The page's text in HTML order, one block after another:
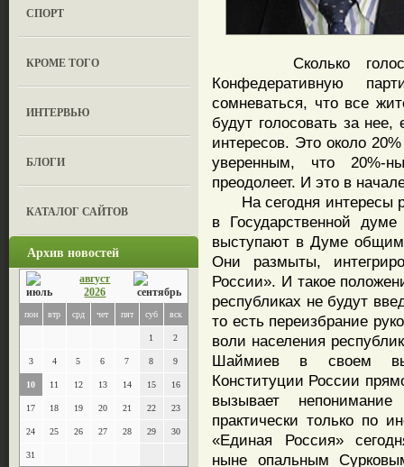
СПОРТ
КРОМЕ ТОГО
ИНТЕРВЬЮ
БЛОГИ
КАТАЛОГ САЙТОВ
Архив новостей
август
2026
пон втр срд чет пят суб вск
1 2
3 4 5 6 7 8 9
10 11 12 13 14 15 16
17 18 19 20 21 22 23
24 25 26 27 28 29 30
31
Сколько голосов
Конфедеративную
сомневаться, что все
будут голосовать за
интересов. Это около
уверенным, что 20%-
преодолеет. И это в
На сегодня интересы
в Государственной
выступают в Думе
Они размыты,
России». И такое
республиках не будут
то есть переизбрание
воли населения
Шаймиев в своем
Конституции России
вызывает
практически только по
«Единая Россия»
ныне опальным